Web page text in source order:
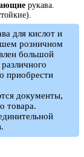
рукава.
для кислот и
розничном
большой
приобрести
документы,
товара.